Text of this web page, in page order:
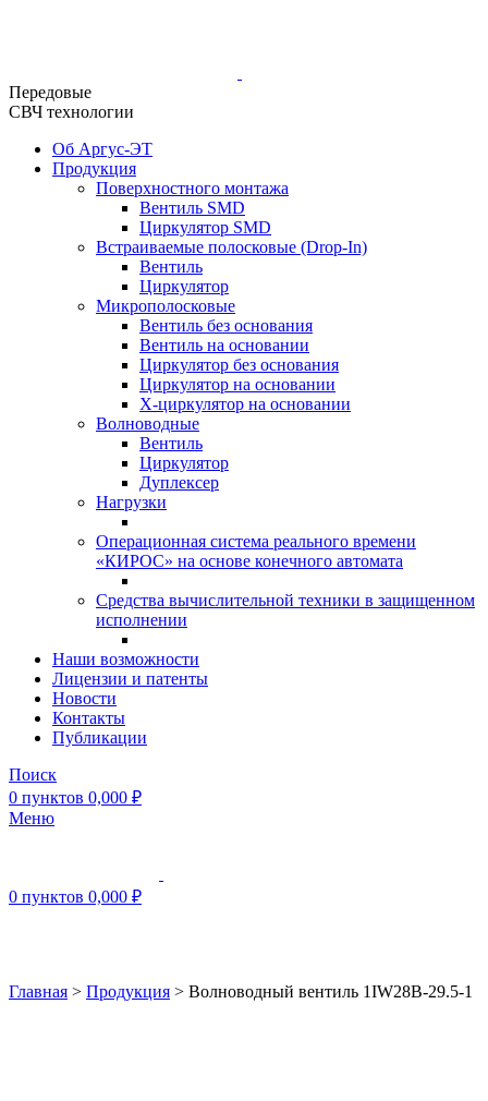
Передовые
СВЧ технологии
Об Аргус-ЭТ
Продукция
Поверхностного монтажа
Вентиль SMD
Циркулятор SMD
Встраиваемые полосковые (Drop-In)
Вентиль
Циркулятор
Микрополосковые
Вентиль без основания
Вентиль на основании
Циркулятор без основания
Циркулятор на основании
Х-циркулятор на основании
Волноводные
Вентиль
Циркулятор
Дуплексер
Нагрузки
Операционная система реального времени
«КИРОС» на основе конечного автомата
Средства вычислительной техники в защищенном
исполнении
Наши возможности
Лицензии и патенты
Новости
Контакты
Публикации
Поиск
0 пунктов 0,000 ₽
Меню
0 пунктов 0,000 ₽
Главная > Продукция > Волноводный вентиль 1IW28B-29.5-1